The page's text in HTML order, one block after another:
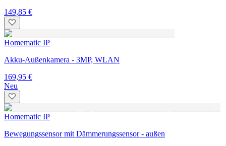
149,85 €
Homematic IP
Akku-Außenkamera - 3MP, WLAN
169,95 €
Neu
Homematic IP
Bewegungssensor mit Dämmerungssensor - außen